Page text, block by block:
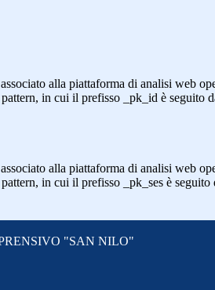
alla piattaforma di analisi web
in cui il prefisso _pk_id è seguito
alla piattaforma di analisi web
in cui il prefisso _pk_ses è
"SAN NILO"